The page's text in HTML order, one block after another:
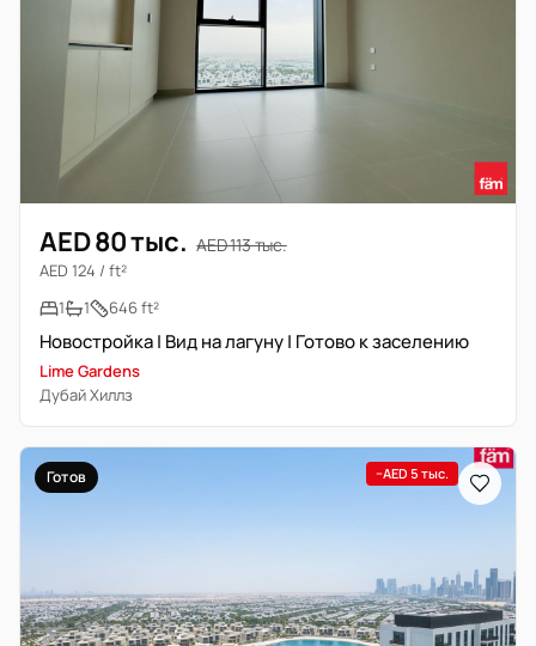
AED 80 тыс. AED 113 тыс.
AED 124 / ft²
1
1 646 ft²
Новостройка | Вид на лагуну | Готово к заселению
Lime Gardens
Дубай Хиллз
Готов −AED 5 тыс.